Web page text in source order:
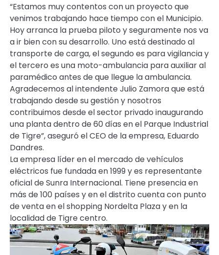
“Estamos muy contentos con un proyecto que
venimos trabajando hace tiempo con el Municipio.
Hoy arranca la prueba piloto y seguramente nos va
a ir bien con su desarrollo. Uno está destinado al
transporte de carga, el segundo es para vigilancia y
el tercero es una moto-ambulancia para auxiliar al
paramédico antes de que llegue la ambulancia.
Agradecemos al intendente Julio Zamora que está
trabajando desde su gestión y nosotros
contribuimos desde el sector privado inaugurando
una planta dentro de 60 días en el Parque Industrial
de Tigre”, aseguró el CEO de la empresa, Eduardo
Dandres.
La empresa líder en el mercado de vehículos
eléctricos fue fundada en 1999 y es representante
oficial de Sunra Internacional. Tiene presencia en
más de 100 países y en el distrito cuenta con punto
de venta en el shopping Nordelta Plaza y en la
localidad de Tigre centro.